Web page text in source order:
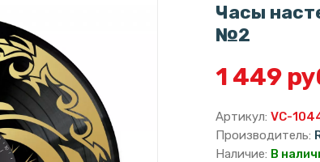
Часы
№2
1 449
Артикул: VC-
Производитель:
Наличие: В